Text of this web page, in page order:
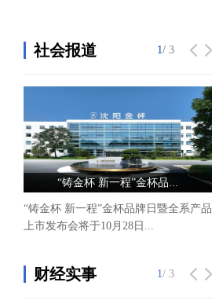
社会报道
“铸金杯 新一程”金杯品...
“铸金杯 新一程”金杯品牌日暨全系产品
上市发布会将于10月28日...
1/ 3
1/ 3
财经实事 1/ 3